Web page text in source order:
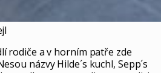
rodiče a v horním patře zde
názvy Hilde´s kuchl, Sepp´s